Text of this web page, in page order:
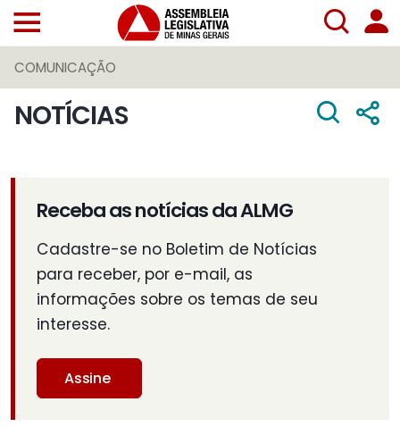
COMUNICAÇÃO
NOTÍCIAS
Receba as notícias da ALMG
Cadastre-se no Boletim de Notícias
para receber, por e-mail, as
informações sobre os temas de seu
interesse.
Assine